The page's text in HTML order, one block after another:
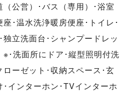
公営）･バス（専用）･浴室
･温水洗浄暖房便座･トイレ･
立洗面台･シャンプードレッ
･洗面所にドア･縦型照明付洗
ーゼット･収納スペース･玄
インターホン･TVインターホ